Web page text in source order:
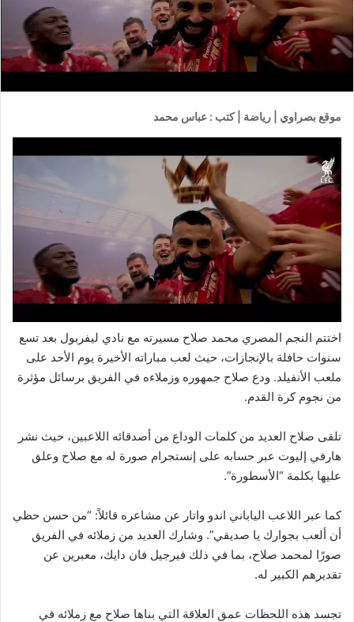
موقع بصراوي | رياضة | كتب : عباس محمد
اختتم النجم المصري محمد صلاح مسيرته مع نادي ليفربول بعد تسع
سنوات حافلة بالإنجازات، حيث لعب مباراته الأخيرة يوم الأحد على
ملعب الأنفيلد. ودع صلاح جمهوره وزملاءه في الفريق برسائل مؤثرة
من نجوم كرة القدم.
تلقى صلاح العديد من كلمات الوداع من أصدقائه اللاعبين، حيث نشر
هارفي إليوت عبر حسابه على إنستجرام صورة له مع صلاح وعلق
عليها بكلمة “الأسطورة”.
كما عبر اللاعب الياباني اندو واتار عن مشاعره قائلاً: “من حسن حظي
أن ألعب بجوارك يا صديقي”. وشارك العديد من زملائه في الفريق
صورًا لمحمد صلاح، بما في ذلك فيرجيل فان دايك، معبرين عن
تقديرهم الكبير له.
تجسد هذه اللحظات عمق العلاقة التي بناها صلاح مع زملائه في